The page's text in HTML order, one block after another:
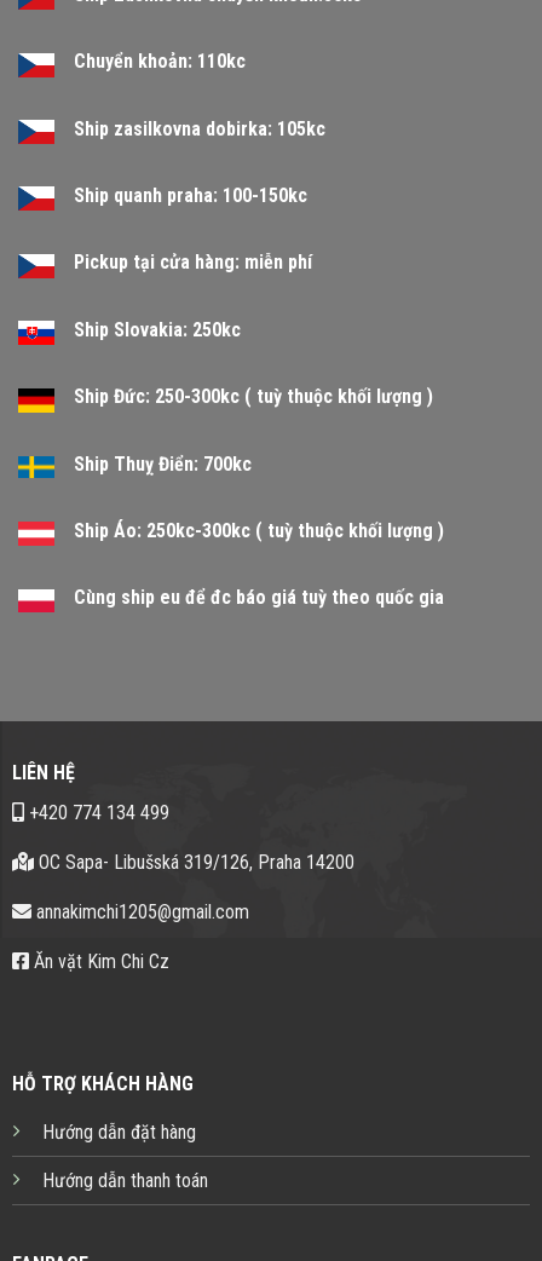
Chuyển khoản: 110kc
Ship zasilkovna dobirka: 105kc
Ship quanh praha: 100-150kc
Pickup tại cửa hàng: miễn phí
Ship Slovakia: 250kc
Ship Đức: 250-300kc ( tuỳ thuộc khối lượng )
Ship Thuỵ Điển: 700kc
Ship Áo: 250kc-300kc ( tuỳ thuộc khối lượng )
Cùng ship eu để đc báo giá tuỳ theo quốc gia
LIÊN HỆ
+420 774 134 499
OC Sapa- Libušská 319/126, Praha 14200
annakimchi1205@gmail.com
Ăn vặt Kim Chi Cz
HỖ TRỢ KHÁCH HÀNG
Hướng dẫn đặt hàng
Hướng dẫn thanh toán